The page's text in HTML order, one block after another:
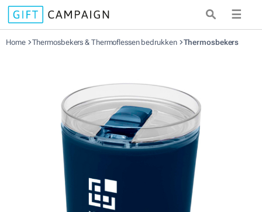
☰
Home Thermosbekers & Thermoflessen bedrukken Thermosbekers